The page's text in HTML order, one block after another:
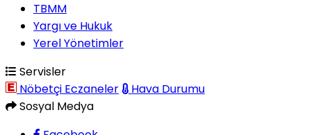
TBMM
Yargı ve Hukuk
Yerel Yönetimler
Servisler
Nöbetçi Eczaneler
Hava Durumu
Sosyal Medya